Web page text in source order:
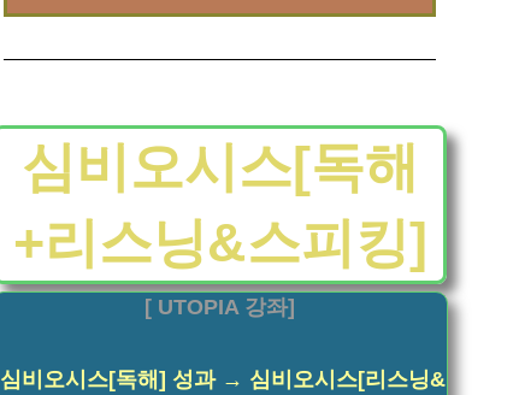
심비오시스[독해
+리스닝&스피킹]
[ UTOPIA 강좌]
심비오시스[독해] 성과 → 심비오시스[리스닝&